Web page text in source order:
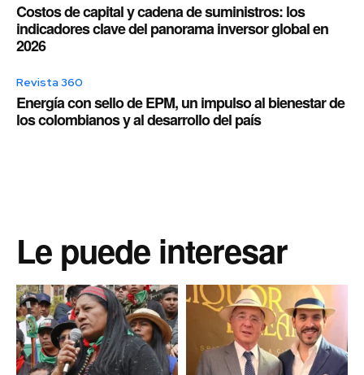
Costos de capital y cadena de suministros: los
indicadores clave del panorama inversor global en
2026
Revista 360
Energía con sello de EPM, un impulso al bienestar de
los colombianos y al desarrollo del país
Le puede interesar